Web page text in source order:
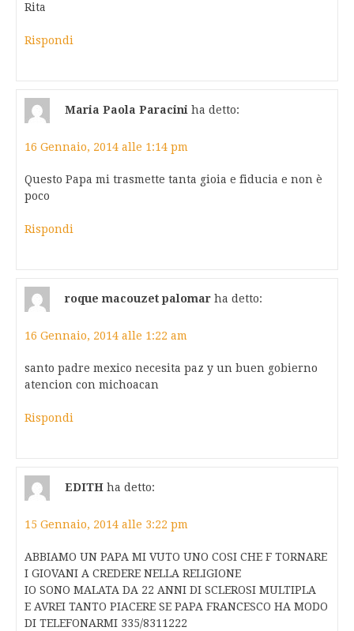
Rita
Rispondi
Maria Paola Paracini ha detto:
16 Gennaio, 2014 alle 1:14 pm
Questo Papa mi trasmette tanta gioia e fiducia e non è
poco
Rispondi
roque macouzet palomar ha detto:
16 Gennaio, 2014 alle 1:22 am
santo padre mexico necesita paz y un buen gobierno
atencion con michoacan
Rispondi
EDITH ha detto:
15 Gennaio, 2014 alle 3:22 pm
ABBIAMO UN PAPA MI VUTO UNO COSI CHE F TORNARE
I GIOVANI A CREDERE NELLA RELIGIONE
IO SONO MALATA DA 22 ANNI DI SCLEROSI MULTIPLA
E AVREI TANTO PIACERE SE PAPA FRANCESCO HA MODO
DI TELEFONARMI 335/8311222